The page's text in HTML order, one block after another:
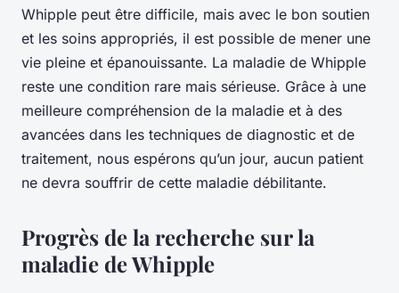
Whipple peut être difficile, mais avec le bon soutien
et les soins appropriés, il est possible de mener une
vie pleine et épanouissante. La maladie de Whipple
reste une condition rare mais sérieuse. Grâce à une
meilleure compréhension de la maladie et à des
avancées dans les techniques de diagnostic et de
traitement, nous espérons qu’un jour, aucun patient
ne devra souffrir de cette maladie débilitante.
Progrès de la recherche sur la
maladie de Whipple